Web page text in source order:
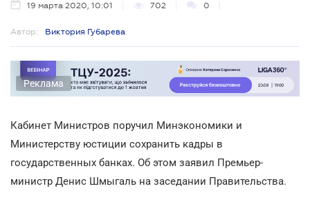
19 марта 2020, 10:01 702 0
Автор: Виктория Губарева
Реклама
Кабинет Министров поручил Минэкономики и
Министерству юстиции сохранить кадры в
государственных банках. Об этом заявил Премьер-
министр Денис Шмыгаль на заседании Правительства.